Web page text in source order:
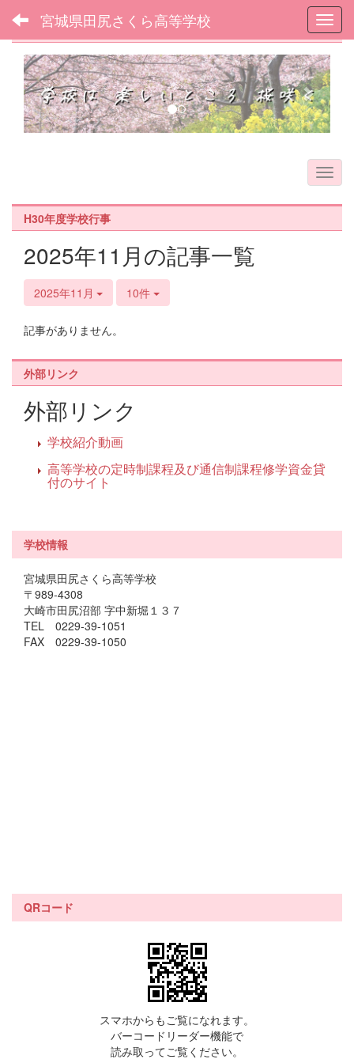
宮城県田尻さくら高等学校
フォトアルバム
p
r
e
v
s
n
e
x
t
H30年度学校行事
2025年11月の記事一覧
2025年11月 10件
記事がありません。
外部リンク
外部リンク
学校紹介動画
高等学校の定時制課程及び通信制課程修学資金貸
付のサイト
学校情報
宮城県田尻さくら高等学校
〒989-4308
大崎市田尻沼部 字中新堀１３７
TEL 0229-39-1051
FAX 0229-39-1050
QRコード
スマホからもご覧になれます。
バーコードリーダー機能で
読み取ってご覧ください。